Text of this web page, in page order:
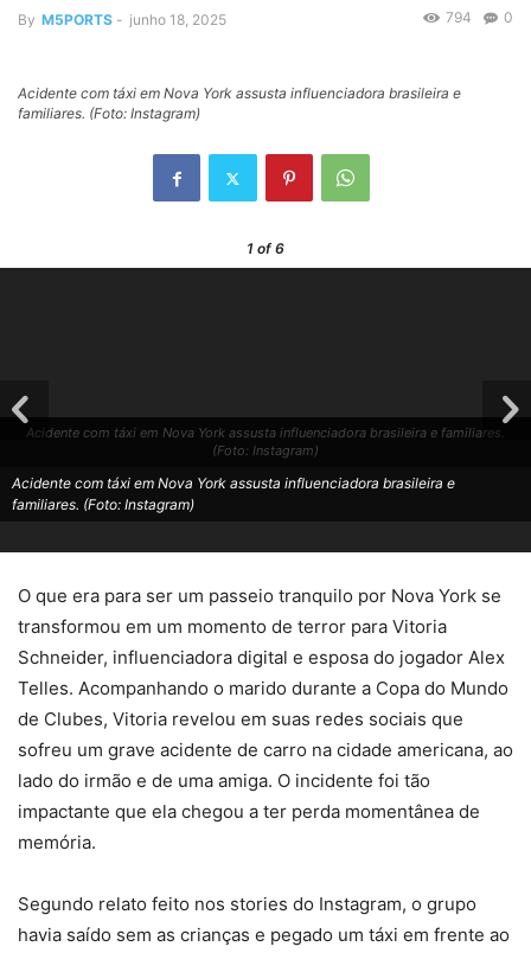
By M5PORTS - junho 18, 2025 0
794
Acidente com táxi em Nova York assusta influenciadora brasileira e
familiares. (Foto: Instagram)
1 of 6
Acidente com táxi em Nova York assusta influenciadora brasileira e familiares.
(Foto: Instagram)
Acidente com táxi em Nova York assusta influenciadora brasileira e
familiares. (Foto: Instagram)
O que era para ser um passeio tranquilo por Nova York se
transformou em um momento de terror para Vitoria
Schneider, influenciadora digital e esposa do jogador Alex
Telles. Acompanhando o marido durante a Copa do Mundo
de Clubes, Vitoria revelou em suas redes sociais que
sofreu um grave acidente de carro na cidade americana, ao
lado do irmão e de uma amiga. O incidente foi tão
impactante que ela chegou a ter perda momentânea de
memória.
Segundo relato feito nos stories do Instagram, o grupo
havia saído sem as crianças e pegado um táxi em frente ao